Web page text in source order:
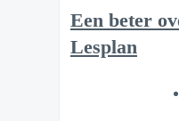
Een beter
Lesplan